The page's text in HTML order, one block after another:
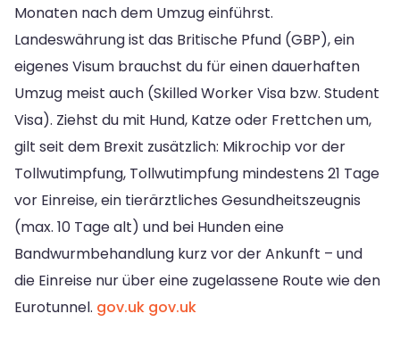
Monaten nach dem Umzug einführst.
Landeswährung ist das Britische Pfund (GBP), ein
eigenes Visum brauchst du für einen dauerhaften
Umzug meist auch (Skilled Worker Visa bzw. Student
Visa). Ziehst du mit Hund, Katze oder Frettchen um,
gilt seit dem Brexit zusätzlich: Mikrochip vor der
Tollwutimpfung, Tollwutimpfung mindestens 21 Tage
vor Einreise, ein tierärztliches Gesundheitszeugnis
(max. 10 Tage alt) und bei Hunden eine
Bandwurmbehandlung kurz vor der Ankunft – und
die Einreise nur über eine zugelassene Route wie den
Eurotunnel. gov.uk gov.uk